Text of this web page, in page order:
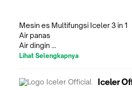
Mesin es Multifungsi Iceler 3 in 1
Air panas
Air dingin
Es batu
Touch Screen Tombol + Safety
Lihat Selengkapnya
Iceler